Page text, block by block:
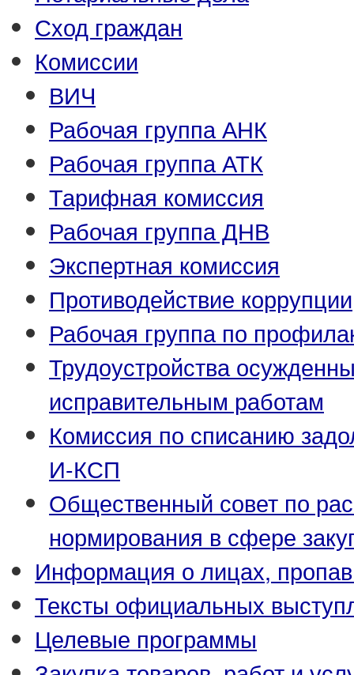
Сход граждан
Комиссии
ВИЧ
Рабочая группа АНК
Рабочая группа АТК
Тарифная комиссия
Рабочая группа ДНВ
Экспертная комиссия
Противодействие коррупции
Рабочая группа по
Трудоустройства
исправительным работам
Комиссия по списанию
И-КСП
Общественный совет по
нормирования в сфере
Информация о лицах,
Тексты официальных
Целевые программы